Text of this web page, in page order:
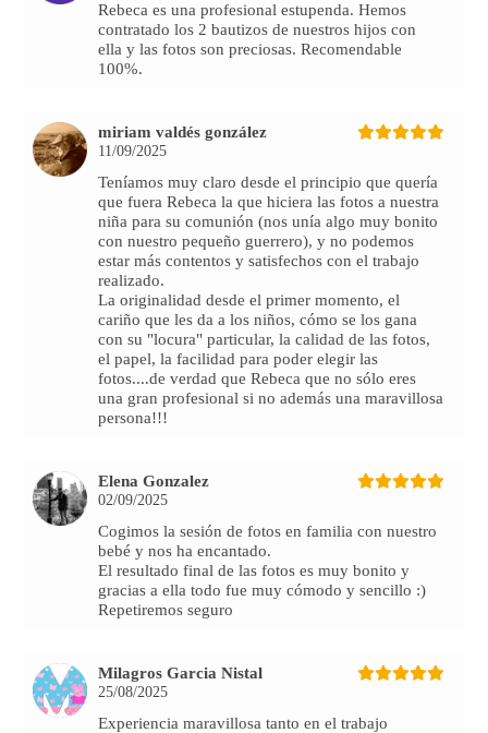
Rebeca es una profesional estupenda. Hemos
contratado los 2 bautizos de nuestros hijos con
ella y las fotos son preciosas. Recomendable
100%.
miriam valdés gonzález
11/09/2025
Teníamos muy claro desde el principio que quería
que fuera Rebeca la que hiciera las fotos a nuestra
niña para su comunión (nos unía algo muy bonito
con nuestro pequeño guerrero), y no podemos
estar más contentos y satisfechos con el trabajo
realizado.
La originalidad desde el primer momento, el
cariño que les da a los niños, cómo se los gana
con su "locura" particular, la calidad de las fotos,
el papel, la facilidad para poder elegir las
fotos....de verdad que Rebeca que no sólo eres
una gran profesional si no además una maravillosa
persona!!!
Elena Gonzalez
02/09/2025
Cogimos la sesión de fotos en familia con nuestro
bebé y nos ha encantado.
El resultado final de las fotos es muy bonito y
gracias a ella todo fue muy cómodo y sencillo :)
Repetiremos seguro
Milagros Garcia Nistal
25/08/2025
Experiencia maravillosa tanto en el trabajo